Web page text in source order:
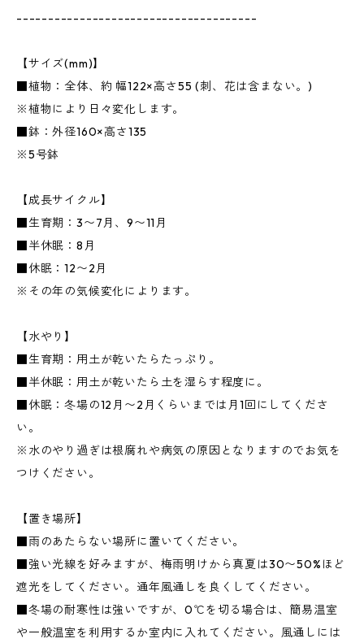
--------------------------------------
【サイズ(mm)】
■植物：全体、約 幅122×高さ55 (刺、花は含まない。)
※植物により日々変化します。
■鉢：外径160×高さ135
※5号鉢
【成長サイクル】
■生育期：3〜7月、9〜11月
■半休眠：8月
■休眠：12〜2月
※その年の気候変化によります。
【水やり】
■生育期：用土が乾いたらたっぷり。
■半休眠：用土が乾いたら土を湿らす程度に。
■休眠：冬場の12月〜2月くらいまでは月1回にしてくださ
い。
※水のやり過ぎは根腐れや病気の原因となりますのでお気を
つけください。
【置き場所】
■雨のあたらない場所に置いてください。
■強い光線を好みますが、梅雨明けから真夏は30〜50%ほど
遮光をしてください。通年風通しを良くしてください。
■冬場の耐寒性は強いですが、0℃を切る場合は、簡易温室
や一般温室を利用するか室内に入れてください。風通しには